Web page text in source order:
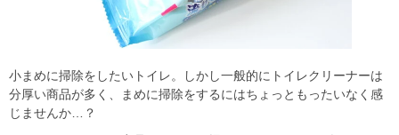
小まめに掃除をしたいトイレ。しかし一般的にトイレクリーナーは
分厚い商品が多く、まめに掃除をするにはちょっともったいなく感
じませんか…？